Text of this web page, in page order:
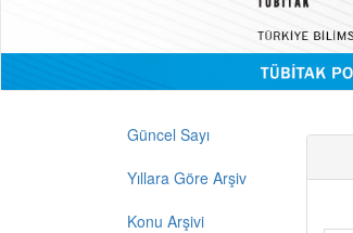
Güncel Sayı
Yıllara Göre Arşiv
Konu Arşivi